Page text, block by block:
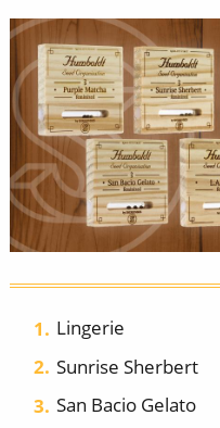
Lingerie
Sunrise Sherbert
San Bacio Gelato